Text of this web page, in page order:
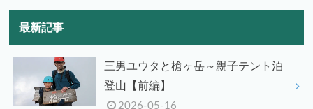
最新記事
三男ユウタと槍ヶ岳～親子テント泊
登山【前編】
2026-05-16